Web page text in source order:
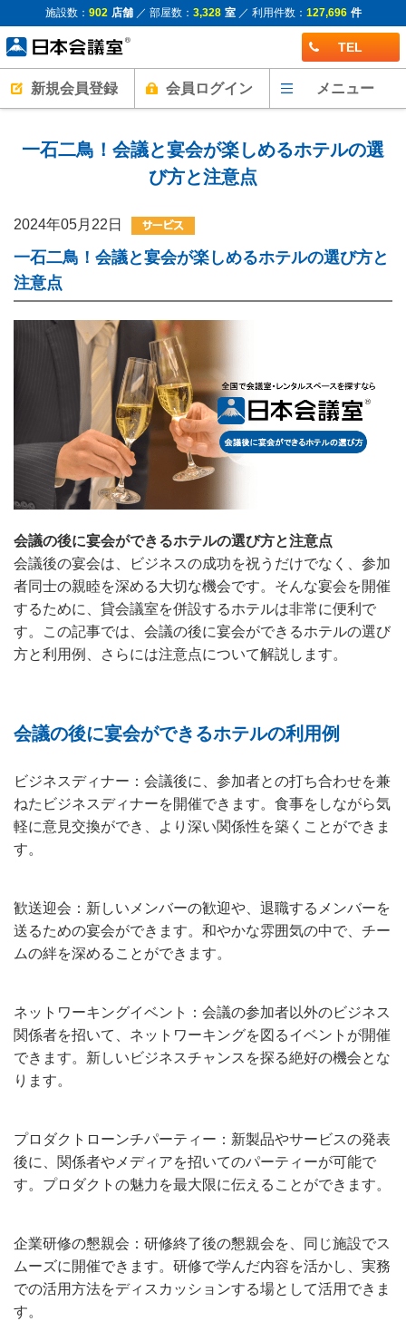
施設数： 902 店舗／ 部屋数： 3,328 室／ 利用件数： 127,696 件
TEL
新規会員登録 会員ログイン メニュー
一石二鳥！会議と宴会が楽しめるホテルの選
び方と注意点
2024年05月22日
一石二鳥！会議と宴会が楽しめるホテルの選び方と
注意点
会議の後に宴会ができるホテルの選び方と注意点
会議後の宴会は、ビジネスの成功を祝うだけでなく、参加
者同士の親睦を深める大切な機会です。そんな宴会を開催
するために、貸会議室を併設するホテルは非常に便利で
す。この記事では、会議の後に宴会ができるホテルの選び
方と利用例、さらには注意点について解説します。
会議の後に宴会ができるホテルの利用例
ビジネスディナー：会議後に、参加者との打ち合わせを兼
ねたビジネスディナーを開催できます。食事をしながら気
軽に意見交換ができ、より深い関係性を築くことができま
す。
歓送迎会：新しいメンバーの歓迎や、退職するメンバーを
送るための宴会ができます。和やかな雰囲気の中で、チー
ムの絆を深めることができます。
ネットワーキングイベント：会議の参加者以外のビジネス
関係者を招いて、ネットワーキングを図るイベントが開催
できます。新しいビジネスチャンスを探る絶好の機会とな
ります。
プロダクトローンチパーティー：新製品やサービスの発表
後に、関係者やメディアを招いてのパーティーが可能で
す。プロダクトの魅力を最大限に伝えることができます。
企業研修の懇親会：研修終了後の懇親会を、同じ施設でス
ムーズに開催できます。研修で学んだ内容を活かし、実務
での活用方法をディスカッションする場として活用できま
す。